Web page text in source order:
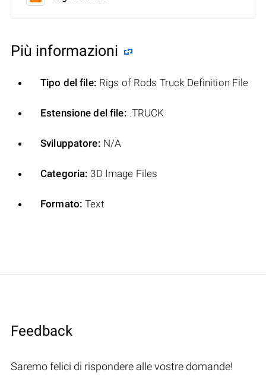
Più informazioni
Tipo del file: Rigs of Rods Truck Definition File
Estensione del file: .TRUCK
Sviluppatore: N/A
Categoria: 3D Image Files
Formato: Text
Feedback
Saremo felici di rispondere alle vostre domande!